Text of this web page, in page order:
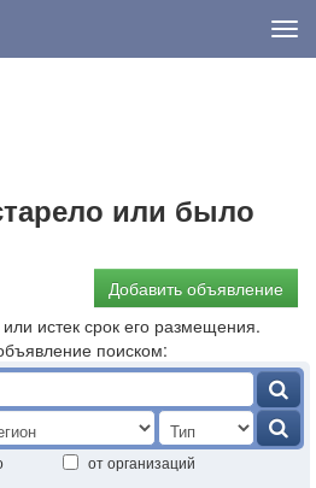
или было
Добавить объявление
истек срок его размещения.
поиском:
от организаций